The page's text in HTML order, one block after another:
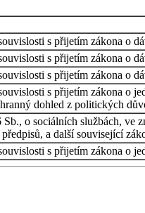
s přijetím zákona o
s přijetím zákona o
s přijetím zákona o
s přijetím zákona o
dohled z politických
o sociálních službách, ve
a další související
s přijetím zákona o